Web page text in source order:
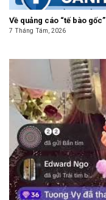
Về quảng cáo “tế bào gốc”
7 Tháng Tám, 2026